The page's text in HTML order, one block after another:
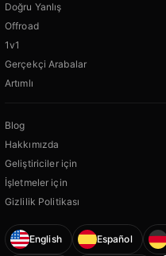
Doğru Yanlış
Offroad
1v1
Gerçekçi Arabalar
Artımlı
Blog
Hakkımızda
Geliştiriciler için
İşletmeler için
Gizlilik Politikası
English Español